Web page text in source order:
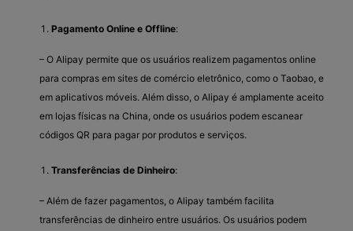
Pagamento Online e Offline:
– O Alipay permite que os usuários realizem pagamentos online
para compras em sites de comércio eletrônico, como o Taobao, e
em aplicativos móveis. Além disso, o Alipay é amplamente aceito
em lojas físicas na China, onde os usuários podem escanear
códigos QR para pagar por produtos e serviços.
Transferências de Dinheiro:
– Além de fazer pagamentos, o Alipay também facilita
transferências de dinheiro entre usuários. Os usuários podem